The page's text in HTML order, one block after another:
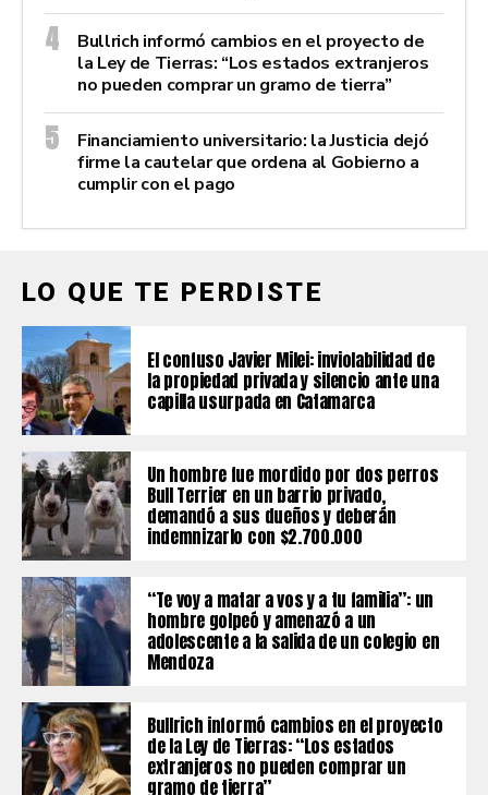
Bullrich informó cambios en el proyecto de
la Ley de Tierras: “Los estados extranjeros
no pueden comprar un gramo de tierra”
Financiamiento universitario: la Justicia dejó
firme la cautelar que ordena al Gobierno a
cumplir con el pago
LO QUE TE PERDISTE
El confuso Javier Milei: inviolabilidad de
la propiedad privada y silencio ante una
capilla usurpada en Catamarca
Un hombre fue mordido por dos perros
Bull Terrier en un barrio privado,
demandó a sus dueños y deberán
indemnizarlo con $2.700.000
“Te voy a matar a vos y a tu familia”: un
hombre golpeó y amenazó a un
adolescente a la salida de un colegio en
Mendoza
Bullrich informó cambios en el proyecto
de la Ley de Tierras: “Los estados
extranjeros no pueden comprar un
gramo de tierra”